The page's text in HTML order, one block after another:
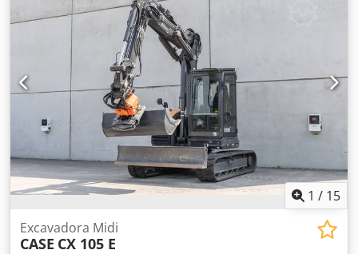
1 / 15
Excavadora Midi
CASE CX 105 E